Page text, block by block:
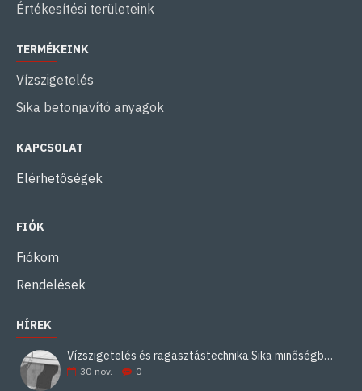
Értékesítési területeink
TERMÉKEINK
Vízszigetelés
Sika betonjavító anyagok
KAPCSOLAT
Elérhetőségek
FIÓK
Fiókom
Rendelések
HÍREK
Vízszigetelés és ragasztástechnika Sika minőségben
30 nov. 0